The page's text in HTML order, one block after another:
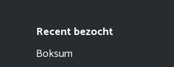
Recent bezocht
Boksum